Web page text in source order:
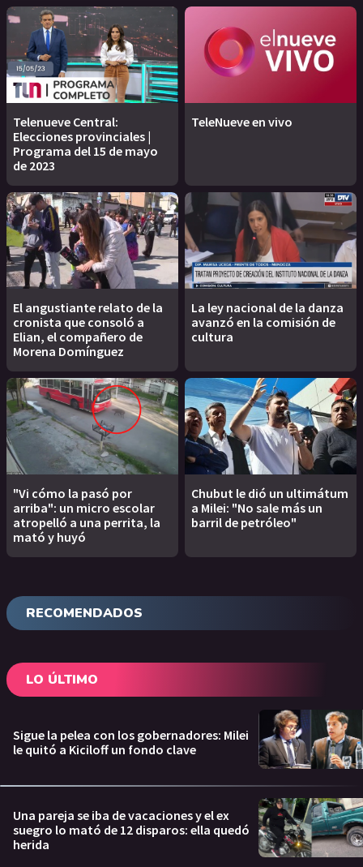
Telenueve Central:
Elecciones provinciales |
Programa del 15 de mayo
de 2023
TeleNueve en vivo
El angustiante relato de la
cronista que consoló a
Elian, el compañero de
Morena Domínguez
La ley nacional de la danza
avanzó en la comisión de
cultura
"Vi cómo la pasó por
arriba": un micro escolar
atropelló a una perrita, la
mató y huyó
Chubut le dió un ultimátum
a Milei: "No sale más un
barril de petróleo"
RECOMENDADOS
LO ÚLTIMO
Sigue la pelea con los gobernadores: Milei
le quitó a Kiciloff un fondo clave
Una pareja se iba de vacaciones y el ex
suegro lo mató de 12 disparos: ella quedó
herida